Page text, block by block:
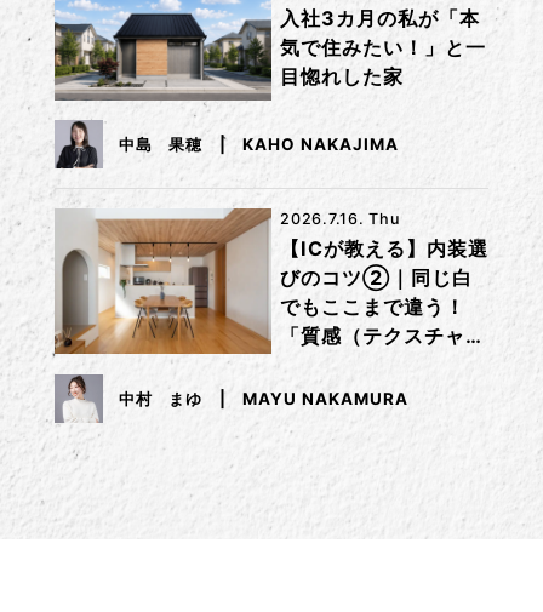
入社3カ月の私が「本
気で住みたい！」と一
目惚れした家
中島 果穂 KAHO NAKAJIMA
2026.7.16. Thu
【ICが教える】内装選
びのコツ②｜同じ白
でもここまで違う！
「質感（テクスチャ
ー）」で差をつけるコ
ツ
中村 まゆ MAYU NAKAMURA